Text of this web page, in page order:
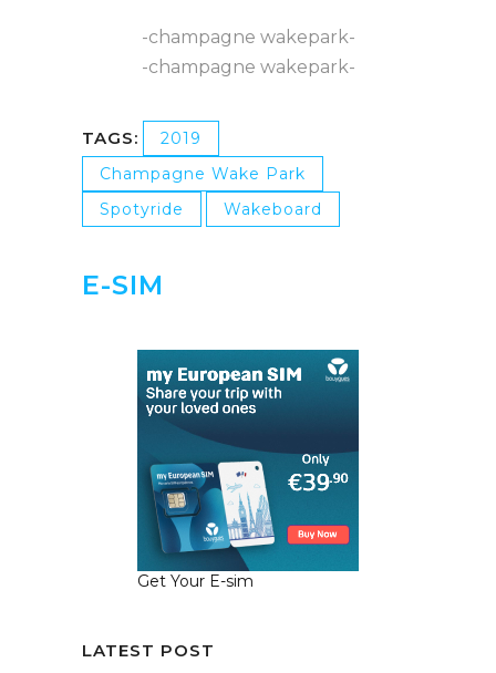
-champagne wakepark-
-champagne wakepark-
TAGS:
2019
Champagne Wake Park
Spotyride
Wakeboard
E-SIM
Get Your E-sim
LATEST POST